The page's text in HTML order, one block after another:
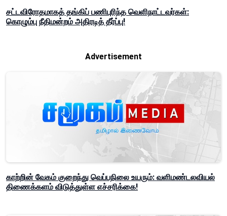
சட்டவிரோதமாகத் தங்கிப் பணிபுரிந்த வெளிநாட்டவர்கள்:
கொழும்பு நீதிமன்றம் அதிரடித் தீர்ப்பு!
Advertisement
காற்றின் வேகம் குறைந்து வெப்பநிலை உயரும்: வளிமண்டலவியல்
திணைக்களம் விடுத்துள்ள எச்சரிக்கை!